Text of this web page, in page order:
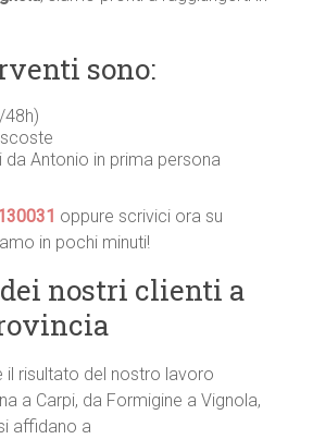
sono:
48h)
da Antonio in prima persona
oppure scrivici ora su
in pochi minuti!
nostri clienti a
il risultato del nostro lavoro
a Carpi, da Formigine a Vignola,
affidano a